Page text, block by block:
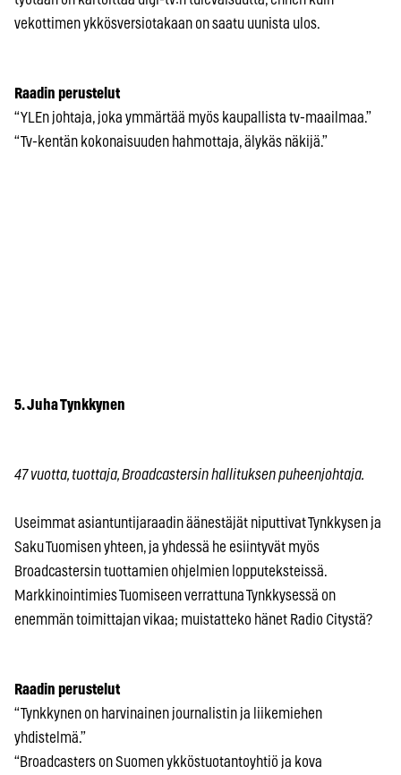
vekottimen ykkösversiotakaan on saatu uunista ulos.
Raadin perustelut
“YLEn johtaja, joka ymmärtää myös kaupallista tv-maailmaa.”
“Tv-kentän kokonaisuuden hahmottaja, älykäs näkijä.”
5. Juha Tynkkynen
47 vuotta, tuottaja, Broadcastersin hallituksen puheenjohtaja.
Useimmat asiantuntijaraadin äänestäjät niputtivat Tynkkysen ja
Saku Tuomisen yhteen, ja yhdessä he esiintyvät myös
Broadcastersin tuottamien ohjelmien lopputeksteissä.
Markkinointimies Tuomiseen verrattuna Tynkkysessä on
enemmän toimittajan vikaa; muistatteko hänet Radio Citystä?
Raadin perustelut
“Tynkkynen on harvinainen journalistin ja liikemiehen
yhdistelmä.”
“Broadcasters on Suomen ykköstuotantoyhtiö ja kova